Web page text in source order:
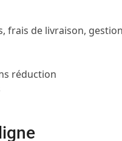
frais de livraison,
réduction